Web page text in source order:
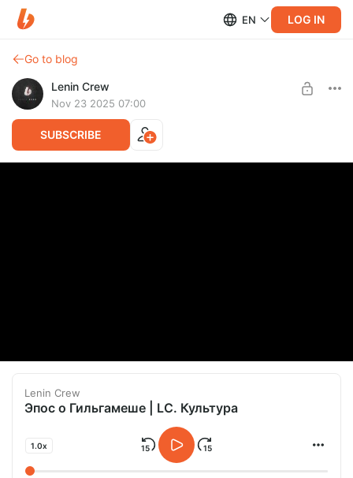
EN LOG IN
Go to blog
Lenin Crew
Nov 23 2025 07:00
SUBSCRIBE
Lenin Crew
Эпос о Гильгамеше | LC. Культура
1.0x